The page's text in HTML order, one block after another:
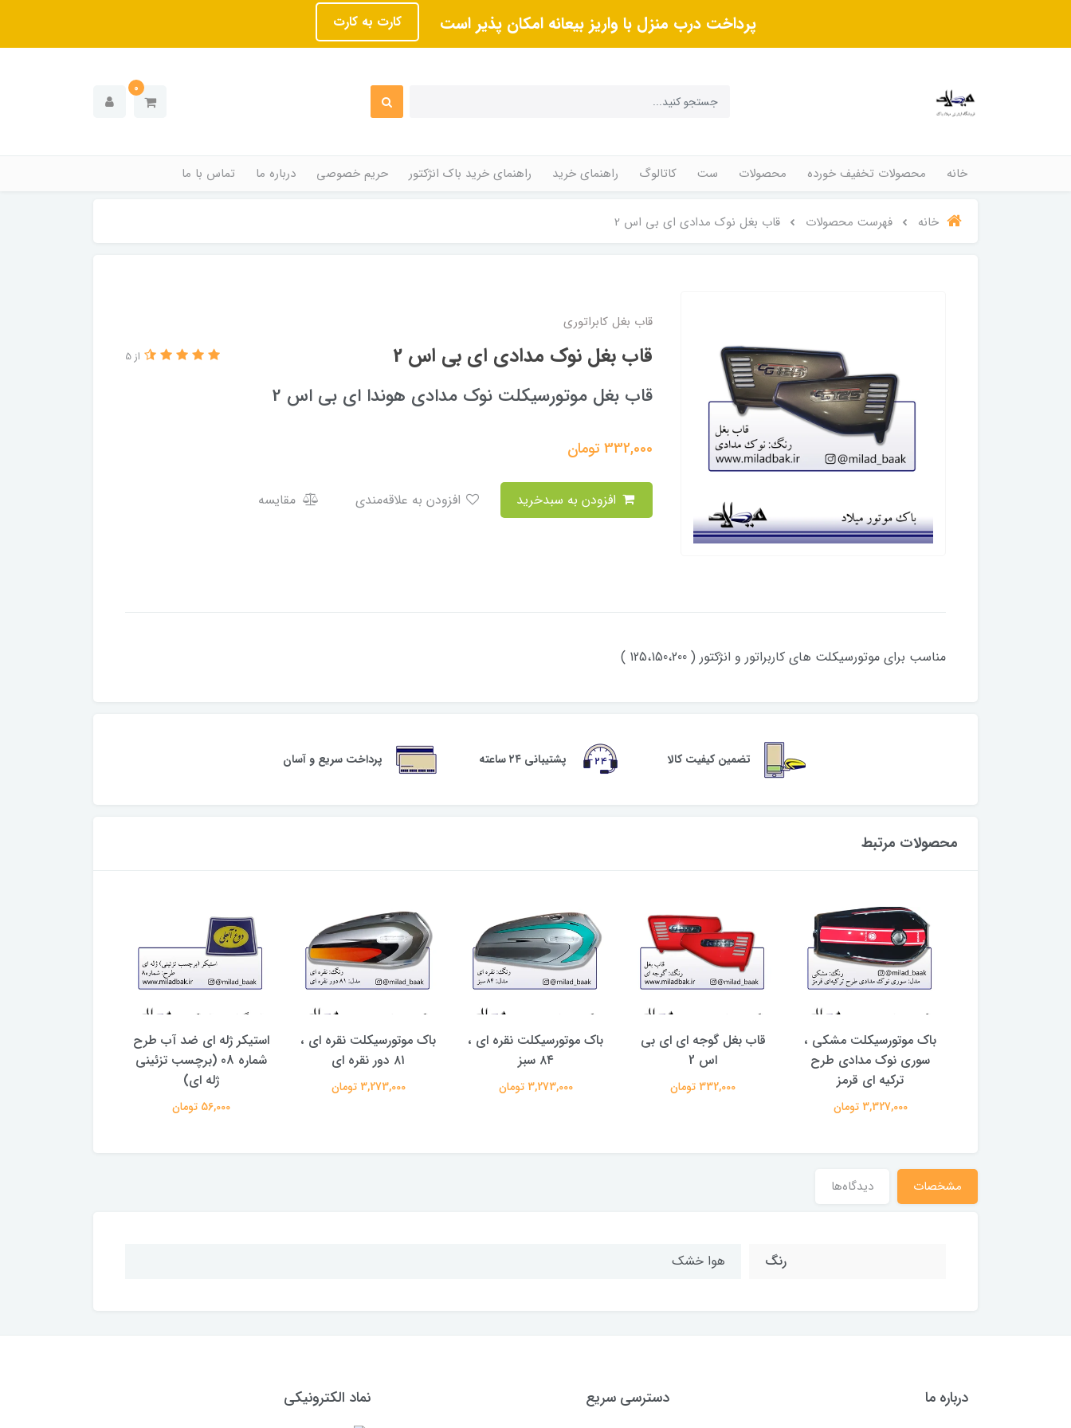
پرداخت درب منزل با واریز بیعانه امکان پذیر است کارت به کارت
0
خانه محصولات تخفیف خورده محصولات ست کاتالوگ راهنمای خرید راهنمای خرید باک انژکتور حریم خصوصی درباره ما تماس با ما
خانه فهرست محصولات قاب بغل نوک مدادی ای بی اس 2
قاب بغل کابراتوری
قاب بغل نوک مدادی ای بی اس 2 از 5
قاب بغل موتورسیکلت نوک مدادی هوندا ای بی اس 2
332,000تومان
مقایسه
مناسب برای موتورسیکلت های کاربراتور و انژکتور ( 125،150،200 )
تضمین کیفیت کالا پشتیبانی ۲۴ ساعته پرداخت سریع و آسان
محصولات مرتبط
باک موتورسیکلت مشکی ،
سوری نوک مدادی طرح
ترکیه ای قرمز
3,327,000 تومان
قاب بغل گوجه ای ای بی
اس 2
332,000 تومان
باک موتورسیکلت نقره ای ،
۸۴ سبز
3,273,000 تومان
باک موتورسیکلت نقره ای ،
۸۱ دور نقره ای
3,273,000 تومان
استیکر ژله ای ضد آب طرح
شماره 08 (برچسب تزئینی
ژله ای)
56,000 تومان
مشخصات دیدگاه‌ها
رنگ هوا خشک
درباره ما دسترسی سریع نماد الکترونیکی